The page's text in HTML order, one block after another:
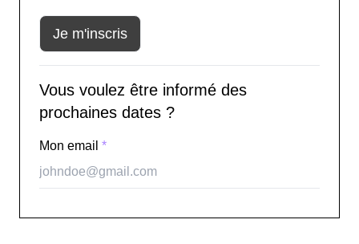
Je m'inscris
Vous voulez être informé des
prochaines dates ?
Mon email *